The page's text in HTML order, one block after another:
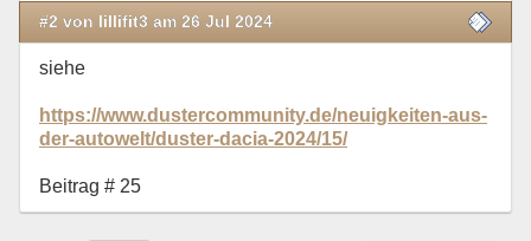
#2 von lillifit3 am 26 Jul 2024
siehe
https://www.dustercommunity.de/neuigkeiten-aus-
der-autowelt/duster-dacia-2024/15/
Beitrag # 25